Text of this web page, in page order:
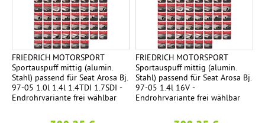
FRIEDRICH MOTORSPORT
Sportauspuff mittig (alumin.
Stahl) passend für Seat Arosa Bj.
97-05 1.0l 1.4l 1.4TDI 1.7SDI -
Endrohrvariante frei wählbar
FRIEDRICH MOTORSPORT
Sportauspuff mittig (alumin.
Stahl) passend für Seat Arosa Bj.
97-05 1.4l 16V -
Endrohrvariante frei wählbar